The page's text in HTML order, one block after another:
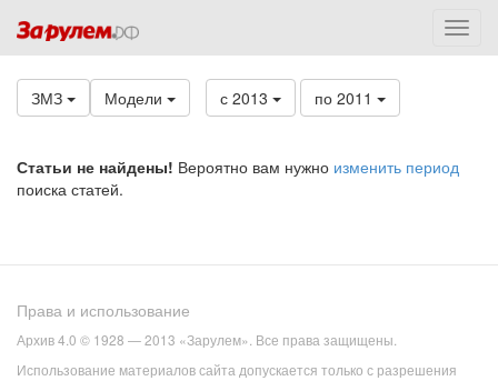
ЗМЗ Модели с 2013 по 2011
Статьи не найдены! Вероятно вам нужно изменить период
поиска статей.
Права и использование
Архив 4.0 © 1928 — 2013 «Зарулем». Все права защищены.
Использование материалов сайта допускается только с разрешения